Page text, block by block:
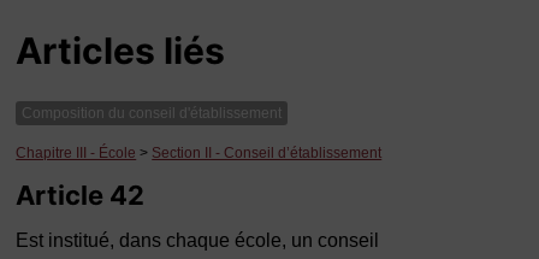
Articles liés
Composition du conseil d'établissement
Chapitre III - École > Section II - Conseil d’établissement
Article 42
Est institué, dans chaque école, un conseil